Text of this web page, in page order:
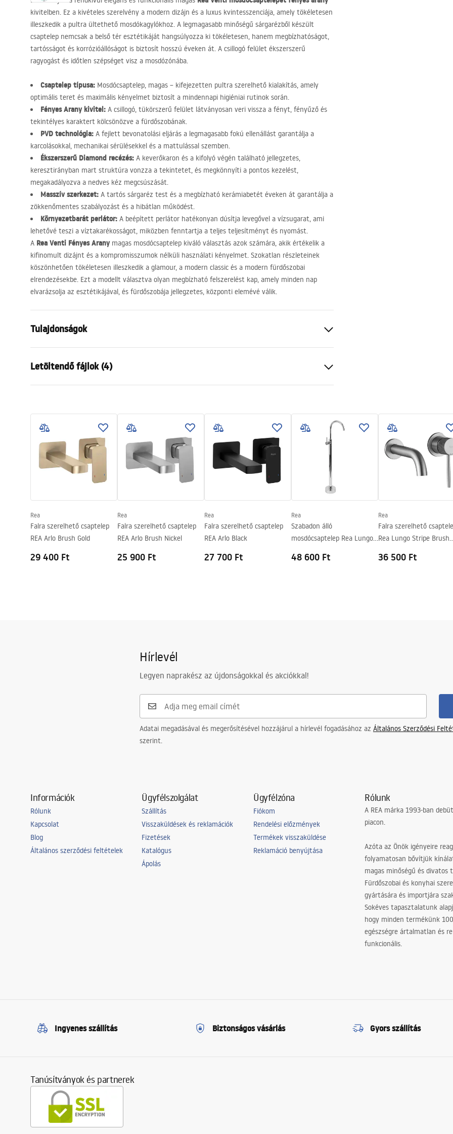
kivitelben. Ez a kivételes szerelvény a modern dizájn és a luxus kvintesszenciája, amely tökéletesen
illeszkedik a pultra ültethető mosdókagylókhoz. A legmagasabb minőségű sárgarézből készült
csaptelep nemcsak a belső tér esztétikáját hangsúlyozza ki tökéletesen, hanem megbízhatóságot,
tartósságot és korrózióállóságot is biztosít hosszú éveken át. A csillogó felület ékszerszerű
ragyogást és időtlen szépséget visz a mosdózónába.
Csaptelep típusa: Mosdócsaptelep, magas – kifejezetten pultra szerelhető kialakítás, amely
optimális teret és maximális kényelmet biztosít a mindennapi higiéniai rutinok során.
Fényes Arany kivitel: A csillogó, tükörszerű felület látványosan veri vissza a fényt, fényűző és
tekintélyes karaktert kölcsönözve a fürdőszobának.
PVD technológia: A fejlett bevonatolási eljárás a legmagasabb fokú ellenállást garantálja a
karcolásokkal, mechanikai sérülésekkel és a mattulással szemben.
Ékszerszerű Diamond recézés: A keverőkaron és a kifolyó végén található jellegzetes,
keresztirányban mart struktúra vonzza a tekintetet, és megkönnyíti a pontos kezelést,
megakadályozva a nedves kéz megcsúszását.
Masszív szerkezet: A tartós sárgaréz test és a megbízható kerámiabetét éveken át garantálja a
zökkenőmentes szabályozást és a hibátlan működést.
Környezetbarát perlátor: A beépített perlátor hatékonyan dúsítja levegővel a vízsugarat, ami
lehetővé teszi a víztakarékosságot, miközben fenntartja a teljes teljesítményt és nyomást.
A Rea Venti Fényes Aranymagas mosdócsaptelep kiváló választás azok számára, akik értékelik a
kifinomult dizájnt és a kompromisszumok nélküli használati kényelmet. Szokatlan részleteinek
köszönhetően tökéletesen illeszkedik a glamour, a modern classic és a modern fürdőszobai
elrendezésekbe. Ezt a modellt választva olyan megbízható felszerelést kap, amely minden nap
elvarázsolja az esztétikájával, és fürdőszobája jellegzetes, központi elemévé válik.
Tulajdonságok
Felszerelés
Szín
Arany
Kifolyó tartomány
160
Magasság
295
mm
Bevonási technológia
Csatlakozás átmérője
3/8 col
Garancia
5 Év
Letöltendő fájlok (4)
Warranty_Terms_and_Conditions_
Biztonsági információk
Safety_Information_Faucets.pdf
Pielęgnacja
Pielegnacja.pdf
Rea
Falra szerelhető csaptelep
REA Arlo Brush Gold
29 400 Ft
Rea
Falra szerelhető csaptelep
REA Arlo Brush Nickel
25 900 Ft
Rea
Falra szerelhető csaptelep
REA Arlo Black
27 700 Ft
Rea
Szabadon álló
mosdócsaptelep Rea Lungo
48 600 Ft
Rea
Falra szerelhető
Rea Lungo Stripe Brush
36 500 Ft
Hírlevél
Legyen naprakész az újdonságokkal és akciókkal!
Adatai megadásával és megerősítésével hozzájárul a hírlevél fogadásához az Általános Szerződési
szerint.
Információk
Rólunk
Kapcsolat
Blog
Általános szerződési feltételek
Ügyfélszolgálat
Szállítás
Visszaküldések és reklamációk
Fizetések
Katalógus
Ápolás
Ügyfélzóna
Fiókom
Rendelési előzmények
Termékek visszaküldése
Reklamáció benyújtása
Rólunk
A REA márka 1993-ban
piacon.
Azóta az Önök igényeire
folyamatosan bővítjük
magas minőségű és divatos
Fürdőszobai és konyhai
gyártására és importjára
Sokéves tapasztalatunk
hogy minden termékünk
egészségre ártalmatlan és
funkcionális.
Ingyenes szállítás Biztonságos vásárlás Gyors szállítás
Tanúsítványok és partnerek